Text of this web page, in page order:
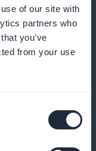
of our site with
partners who
you’ve
from your use
för att